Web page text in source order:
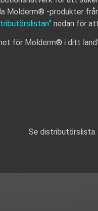
Molderm® -produkter
nedan för
för Molderm® i ditt
Se distributörslista